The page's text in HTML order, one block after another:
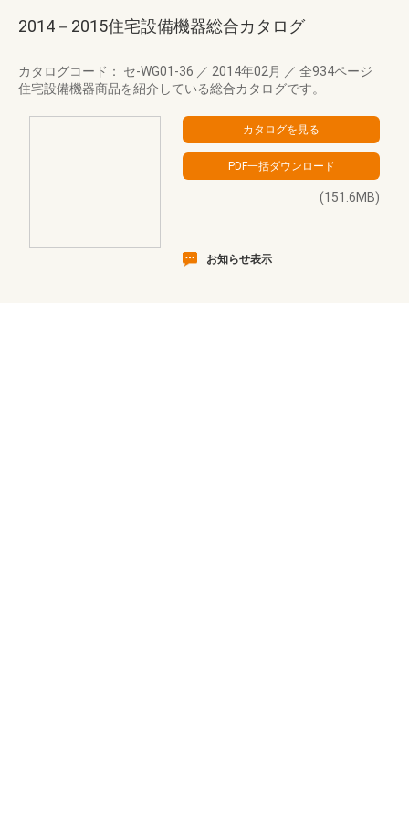
2014－2015住宅設備機器総合カタログ
カタログコード： セ-WG01-36 ／ 2014年02月 ／ 全934ページ
住宅設備機器商品を紹介している総合カタログです。
(151.6MB)
お知らせ表示